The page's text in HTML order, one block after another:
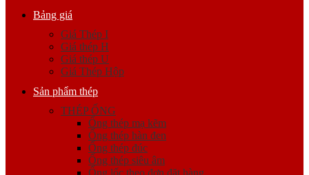
Bảng giá
Giá Thép I
Giá thép H
Giá thép U
Giá Thép Hộp
Sản phẩm thép
THÉP ỐNG
Ống thép mạ kẽm
Ống thép hàn đen
Ống thép đúc
Ống thép siêu âm